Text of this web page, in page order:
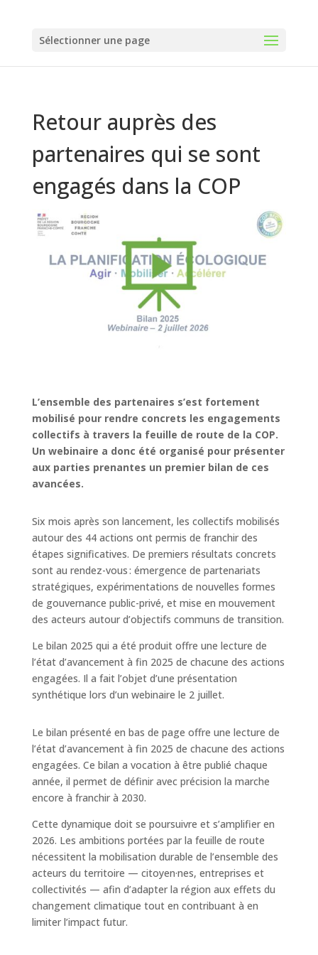
Sélectionner une page
Retour auprès des
partenaires qui se sont
engagés dans la COP
L’ensemble des partenaires s’est fortement
mobilisé pour rendre concrets les engagements
collectifs à travers la feuille de route de la COP.
Un webinaire a donc été organisé pour présenter
aux parties prenantes un premier bilan de ces
avancées.
Six mois après son lancement, les collectifs mobilisés
autour des 44 actions ont permis de franchir des
étapes significatives. De premiers résultats concrets
sont au rendez-vous : émergence de partenariats
stratégiques, expérimentations de nouvelles formes
de gouvernance public-privé, et mise en mouvement
des acteurs autour d’objectifs communs de transition.
Le bilan 2025 qui a été produit offre une lecture de
l’état d’avancement à fin 2025 de chacune des actions
engagées. Il a fait l’objet d’une présentation
synthétique lors d’un webinaire le 2 juillet.
Le bilan présenté en bas de page offre une lecture de
l’état d’avancement à fin 2025 de chacune des actions
engagées. Ce bilan a vocation à être publié chaque
année, il permet de définir avec précision la marche
encore à franchir à 2030.
Cette dynamique doit se poursuivre et s’amplifier en
2026. Les ambitions portées par la feuille de route
nécessitent la mobilisation durable de l’ensemble des
acteurs du territoire — citoyen·nes, entreprises et
collectivités — afin d’adapter la région aux effets du
changement climatique tout en contribuant à en
limiter l’impact futur.